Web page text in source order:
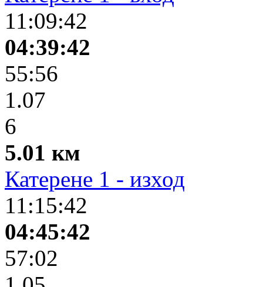
11:09:42
04:39:42
55:56
1.07
6
5.01 км
Катерене 1 - изход
11:15:42
04:45:42
57:02